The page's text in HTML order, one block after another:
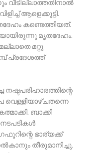
വീടില്ലാത്തതിനാല്‍
ആളെക്കൂട്ടി.
കണ്ടെത്തിയത്.
മൃതദേഹം.
മറ്റു
പ്രദേശത്ത്
ബാക്കി
ഭാര്യക്ക്
തീരുമാനിച്ചു.